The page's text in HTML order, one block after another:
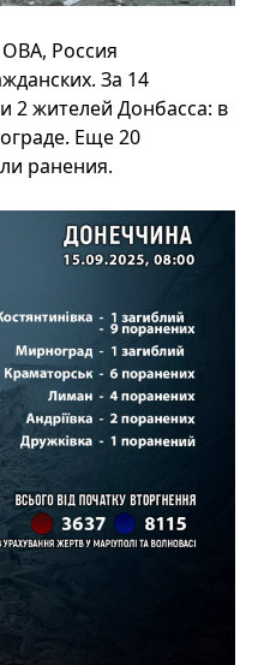
Россия
За 14
2 жителей Донбасса: в
Еще 20
ранения.